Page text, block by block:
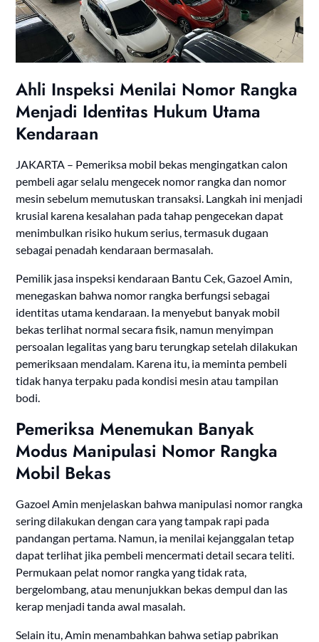
Ahli Inspeksi Menilai Nomor Rangka
Menjadi Identitas Hukum Utama
Kendaraan
JAKARTA – Pemeriksa mobil bekas mengingatkan calon
pembeli agar selalu mengecek nomor rangka dan nomor
mesin sebelum memutuskan transaksi. Langkah ini menjadi
krusial karena kesalahan pada tahap pengecekan dapat
menimbulkan risiko hukum serius, termasuk dugaan
sebagai penadah kendaraan bermasalah.
Pemilik jasa inspeksi kendaraan Bantu Cek, Gazoel Amin,
menegaskan bahwa nomor rangka berfungsi sebagai
identitas utama kendaraan. Ia menyebut banyak mobil
bekas terlihat normal secara fisik, namun menyimpan
persoalan legalitas yang baru terungkap setelah dilakukan
pemeriksaan mendalam. Karena itu, ia meminta pembeli
tidak hanya terpaku pada kondisi mesin atau tampilan
bodi.
Pemeriksa Menemukan Banyak
Modus Manipulasi Nomor Rangka
Mobil Bekas
Gazoel Amin menjelaskan bahwa manipulasi nomor rangka
sering dilakukan dengan cara yang tampak rapi pada
pandangan pertama. Namun, ia menilai kejanggalan tetap
dapat terlihat jika pembeli mencermati detail secara teliti.
Permukaan pelat nomor rangka yang tidak rata,
bergelombang, atau menunjukkan bekas dempul dan las
kerap menjadi tanda awal masalah.
Selain itu, Amin menambahkan bahwa setiap pabrikan